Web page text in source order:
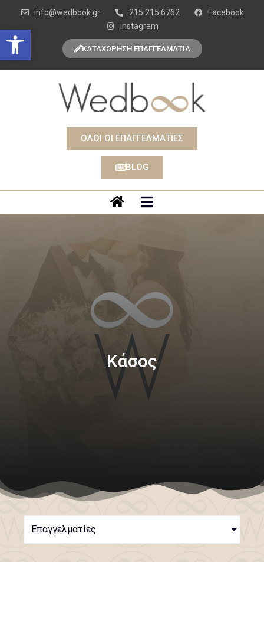
info@wedbook.gr 215 215 6762
Facebook
Instagram
ΚΑΤΑΧΩΡΗΣΗ ΕΠΑΓΓΕΛΜΑΤΙΑ
ΟΛΟΙ ΟΙ ΕΠΑΓΓΕΛΜΑΤΙΕΣ
BLOG
Κάσος
Επαγγελματίες
Open toolbar